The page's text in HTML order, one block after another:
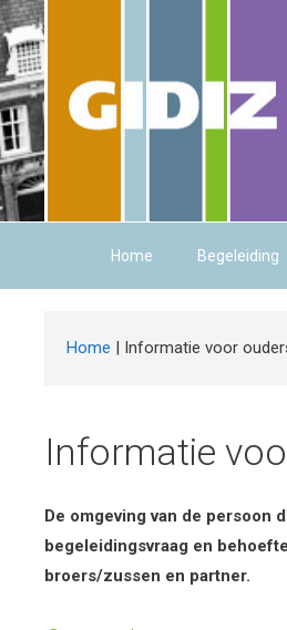
Ga
naar
de
inhoud
Home Begeleiding
Home | Informatie voor
Informatie
De omgeving van de persoon
begeleidingsvraag en
broers/zussen en partner.